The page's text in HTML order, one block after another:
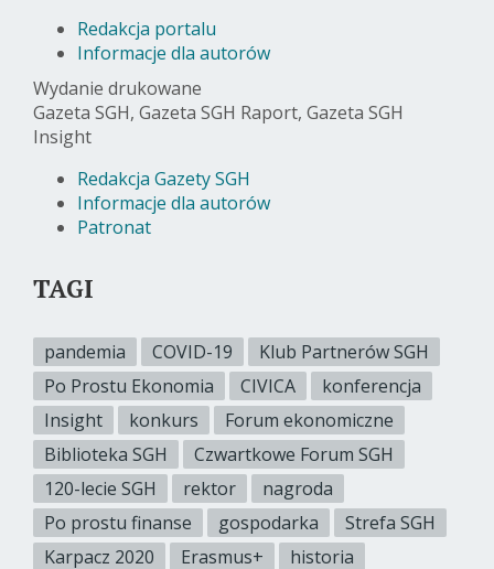
Redakcja portalu
Informacje dla autorów
Wydanie drukowane
Gazeta SGH, Gazeta SGH Raport, Gazeta SGH
Insight
Redakcja Gazety SGH
Informacje dla autorów
Patronat
TAGI
pandemia COVID-19
Klub Partnerów SGH
Po Prostu Ekonomia
CIVICA
konferencja
Insight
konkurs
Forum ekonomiczne
Biblioteka SGH
Czwartkowe Forum SGH
120-lecie SGH
rektor
nagroda
Po prostu finanse
gospodarka
Strefa SGH
Karpacz 2020
Erasmus+ historia